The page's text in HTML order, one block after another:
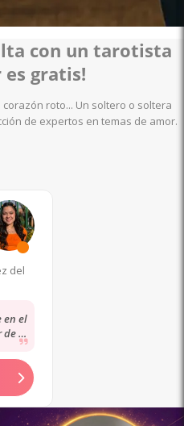
con un tarotista
gratis!
roto... Un soltero o soltera
de expertos en temas de amor.
del
en el
de sí